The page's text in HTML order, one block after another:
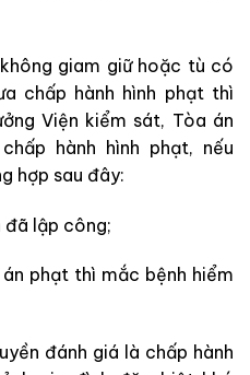
giam giữ hoặc tù có
chấp hành hình phạt thì
Viện kiểm sát, Tòa án
hành hình phạt, nếu
hợp sau đây:
đã lập công;
phạt thì mắc bệnh hiểm
đánh giá là chấp hành